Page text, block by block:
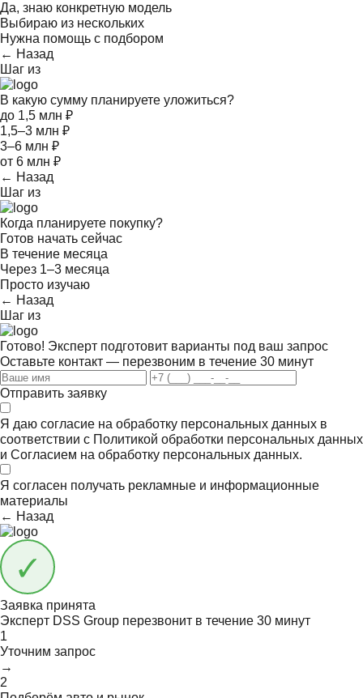
Да, знаю конкретную модель
Выбираю из нескольких
Нужна помощь с подбором
← Назад
Шаг из
В какую сумму планируете уложиться?
до 1,5 млн ₽
1,5–3 млн ₽
3–6 млн ₽
от 6 млн ₽
← Назад
Шаг из
Когда планируете покупку?
Готов начать сейчас
В течение месяца
Через 1–3 месяца
Просто изучаю
← Назад
Шаг из
Готово! Эксперт подготовит варианты под ваш запрос
Оставьте контакт — перезвоним в течение 30 минут
Отправить заявку
Я даю согласие на обработку персональных данных в
соответствии с Политикой обработки персональных данных
и Согласием на обработку персональных данных.
Я согласен получать рекламные и информационные
материалы
← Назад
Заявка принята
Эксперт DSS Group перезвонит в течение 30 минут
1
Уточним запрос
→
2